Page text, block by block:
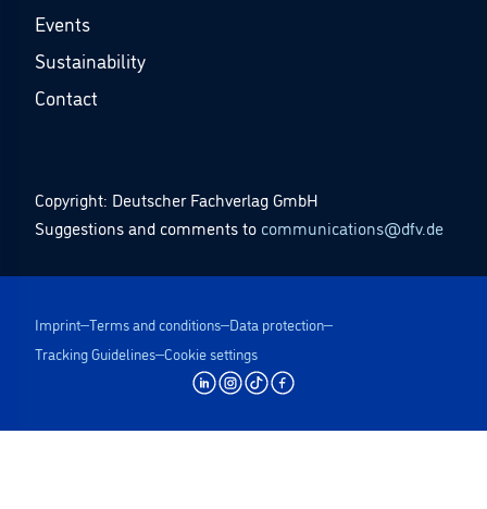
Events
Sustainability
Contact
Copyright: Deutscher Fachverlag GmbH
Suggestions and comments to communications@dfv.de
Imprint Terms and conditions Data protection
Tracking Guidelines Cookie settings